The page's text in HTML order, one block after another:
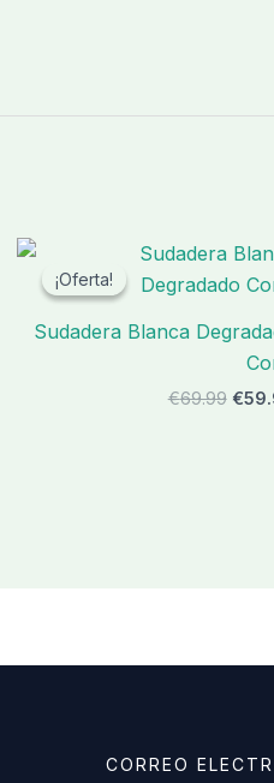
¡Oferta!
¡Oferta!
Sudadera Blanca
€69.99 El
€
CORREO